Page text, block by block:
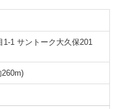
1 サントーク大久保201
)